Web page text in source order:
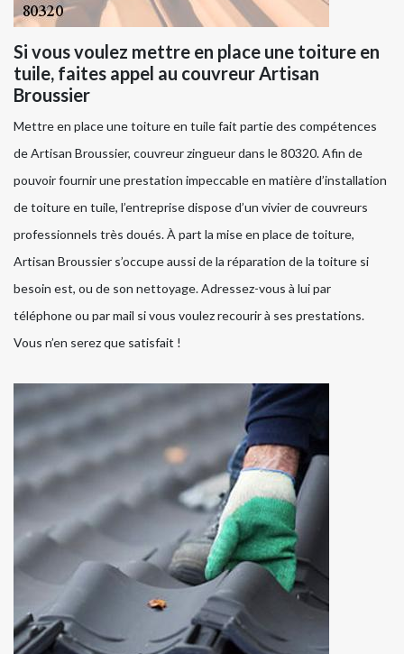
Si vous voulez mettre en place une toiture en
tuile, faites appel au couvreur Artisan
Broussier
Mettre en place une toiture en tuile fait partie des compétences
de Artisan Broussier, couvreur zingueur dans le 80320. Afin de
pouvoir fournir une prestation impeccable en matière d’installation
de toiture en tuile, l’entreprise dispose d’un vivier de couvreurs
professionnels très doués. À part la mise en place de toiture,
Artisan Broussier s’occupe aussi de la réparation de la toiture si
besoin est, ou de son nettoyage. Adressez-vous à lui par
téléphone ou par mail si vous voulez recourir à ses prestations.
Vous n’en serez que satisfait !